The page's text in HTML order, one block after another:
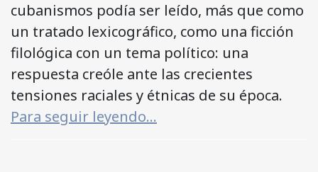
cubanismos podía ser leído, más que como
un tratado lexicográfico, como una ficción
filológica con un tema político: una
respuesta creóle ante las crecientes
tensiones raciales y étnicas de su época.
Para seguir leyendo…